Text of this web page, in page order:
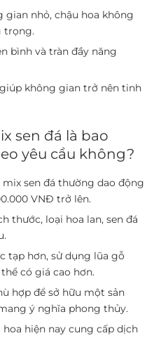
nhỏ, chậu hoa không
trọng.
bình và tràn đầy năng
không gian trở nên tinh
sen đá là bao
yêu cầu không?
sen đá thường dao động
VNĐ trở lên.
thước, loại hoa lan, sen đá
tạp hơn, sử dụng lũa gỗ
có giá cao hơn.
hợp để sở hữu một sản
ý nghĩa phong thủy.
hiện nay cung cấp dịch